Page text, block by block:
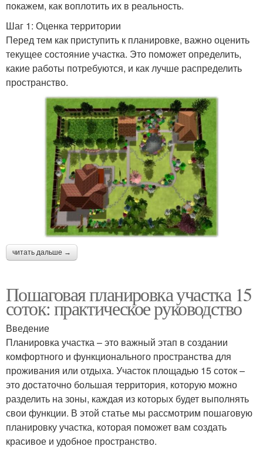
покажем, как воплотить их в реальность.
Шаг 1: Оценка территории
Перед тем как приступить к планировке, важно оценить
текущее состояние участка. Это поможет определить,
какие работы потребуются, и как лучше распределить
пространство.
читать дальше →
Пошаговая планировка участка 15
соток: практическое руководство
Введение
Планировка участка – это важный этап в создании
комфортного и функционального пространства для
проживания или отдыха. Участок площадью 15 соток –
это достаточно большая территория, которую можно
разделить на зоны, каждая из которых будет выполнять
свои функции. В этой статье мы рассмотрим пошаговую
планировку участка, которая поможет вам создать
красивое и удобное пространство.